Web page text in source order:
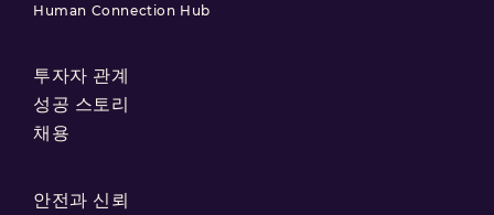
Human Connection Hub
투자자 관계
성공 스토리
채용
안전과 신뢰